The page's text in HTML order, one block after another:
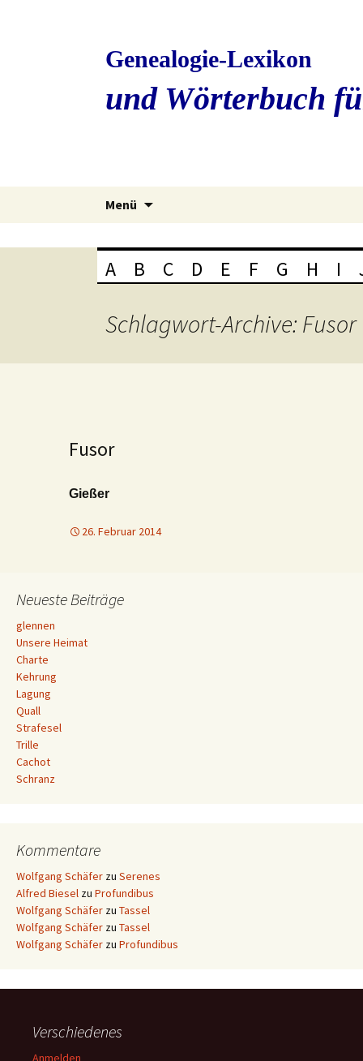
Genealogie-Lexikon
und Wörterbuch
Menü
A B C D E F G H I
Schlagwort-Archive: Fusor
Fusor
Gießer
26. Februar 2014
Neueste Beiträge
glennen
Unsere Heimat
Charte
Kehrung
Lagung
Quall
Strafesel
Trille
Cachot
Schranz
Kommentare
Wolfgang Schäfer zu Serenes
Alfred Biesel zu Profundibus
Wolfgang Schäfer zu Tassel
Wolfgang Schäfer zu Tassel
Wolfgang Schäfer zu Profundibus
Verschiedenes
Anmelden